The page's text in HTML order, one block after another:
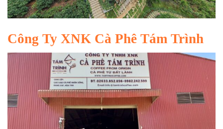
Công Ty XNK Cà Phê Tám Trình